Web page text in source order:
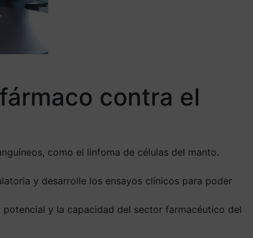
contra el
como el linfoma de células del manto.
y desarrolle los ensayos clínicos para poder
y la capacidad del sector farmacéutico del